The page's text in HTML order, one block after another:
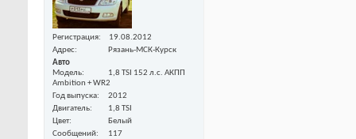
Регистрация
19.08.2012
Адрес
Рязань-МСК-Курск
Авто
Модель
1,8 TSI 152 л.с. АКПП
Ambition + WR2
Год выпуска
2012
Двигатель
1,8 TSI
Цвет
Белый
Сообщений
117